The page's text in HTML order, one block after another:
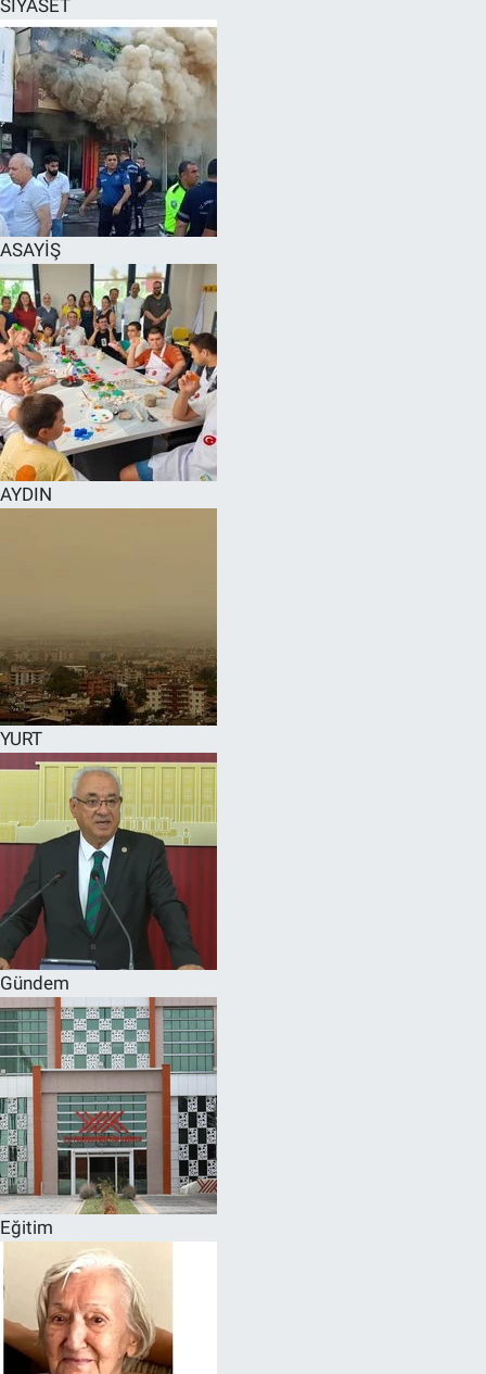
SİYASET
ASAYİŞ
AYDIN
YURT
Gündem
Eğitim
SPOR
RESMİ İLANLAR